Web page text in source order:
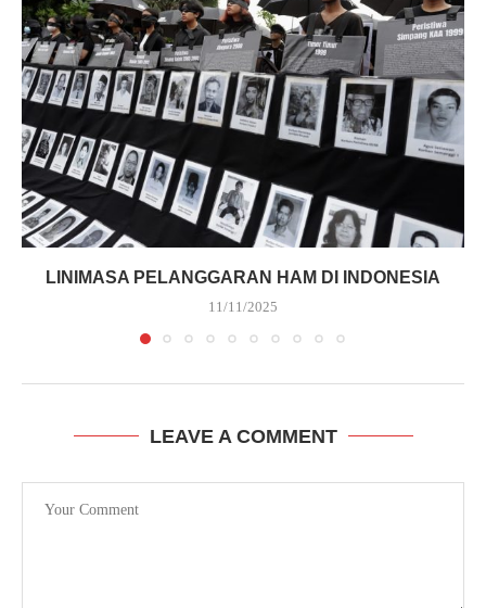
LINIMASA PELANGGARAN HAM DI INDONESIA
11/11/2025
LEAVE A COMMENT